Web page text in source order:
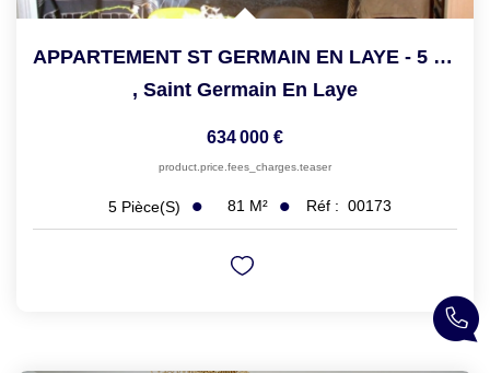
APPARTEMENT ST GERMAIN EN LAYE - 5 Pièce(s) - 81 M2
, Saint Germain En Laye
634 000 €
product.price.fees_charges.teaser
5 Pièce(s) 81 M² Réf : 00173